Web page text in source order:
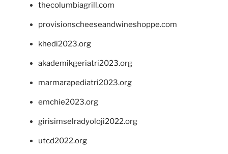
thecolumbiagrill.com
provisionscheeseandwineshoppe.com
khedi2023.org
akademikgeriatri2023.org
marmarapediatri2023.org
emchie2023.org
girisimselradyoloji2022.org
utcd2022.org